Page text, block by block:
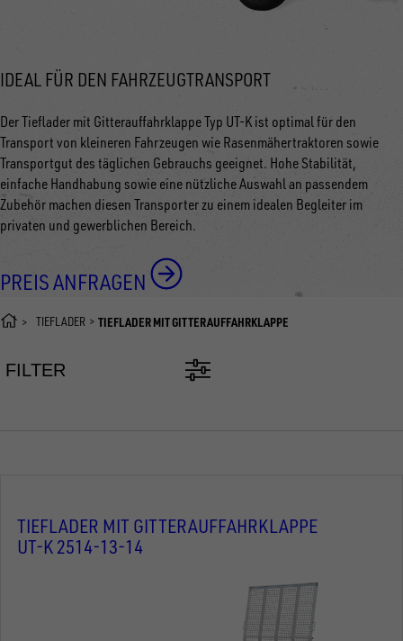
IDEAL FÜR DEN FAHRZEUGTRANSPORT
Der Tieflader mit Gitterauffahrklappe Typ UT-K ist optimal für den
Transport von kleineren Fahrzeugen wie Rasenmähertraktoren sowie
Transportgut des täglichen Gebrauchs geeignet. Hohe Stabilität,
einfache Handhabung sowie eine nützliche Auswahl an passendem
Zubehör machen diesen Transporter zu einem idealen Begleiter im
privaten und gewerblichen Bereich.
PREIS ANFRAGEN
TIEFLADER TIEFLADER MIT GITTERAUFFAHRKLAPPE
FILTER
TIEFLADER MIT GITTERAUFFAHRKLAPPE
UT-K 2514-13-14